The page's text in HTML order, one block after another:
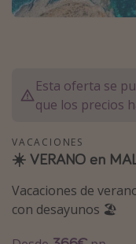
Marruecos
Tailandia
Albania
Inspiración para viajes
Camping
Esta oferta se
que los precios
VACACIONES
☀️ VERANO en
Vacaciones de
con desayunos 🏖️